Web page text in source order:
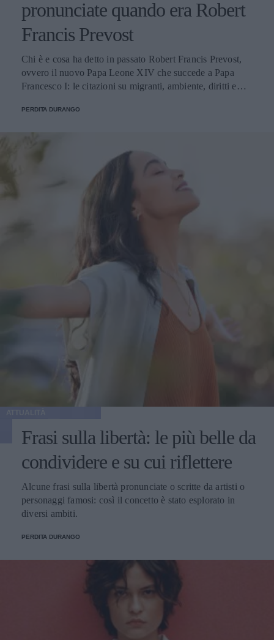
pronunciate quando era Robert
Francis Prevost
Chi è e cosa ha detto in passato Robert Francis Prevost,
ovvero il nuovo Papa Leone XIV che succede a Papa
Francesco I: le citazioni su migranti, ambiente, diritti e
PERDITA DURANGO
Frasi sulla libertà: le più belle da
condividere e su cui riflettere
Alcune frasi sulla libertà pronunciate o scritte da artisti o
personaggi famosi: così il concetto è stato esplorato in
diversi ambiti.
PERDITA DURANGO